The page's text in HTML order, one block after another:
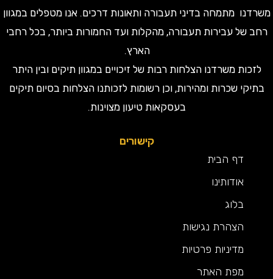
מתמחה בדיני תעבורה ותאונות דרכים. אנו מטפלים במגוון
עבירות תעבורה, מהקלות ועד החמורות ביותר, בכל רחבי
הארץ.
משרדנו הצלחות רבות של זיכויים במגוון תיקים ובין היתר
שכרות ומהירות, וכן רשומות לזכותנו הצלחות בסיום תיקים
בעסקאות טיעון מצוינות.
קישורים
דף הבית
אודותינו
הצהרת נגישות
מדיניות פרטיות
מפת האתר